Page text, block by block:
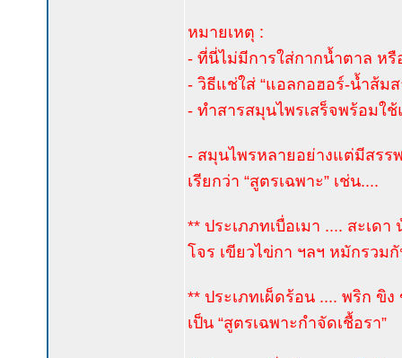
หมายเหตุ :
- ที่นี่ไม่มีการใส่กากน้ำตาล ห
- วิธีแช่ใส่ “แอลกอฮอร์-น้ำส้ม
- ทำสารสมุนไพรเสร็จพร้อมใ
- สมุนไพรหลายอย่างแต่มีสร
เรียกว่า “สูตรเฉพาะ” เช่น....
** ประเภภทเบื่อเมา .... สะเ
โจร เขียวไข่กา ฯลฯ หมักรวม
** ประเภทเผ็ดร้อน .... พริก ขิ
เป็น “สูตรเฉพาะกำจัดเชื้อรา”